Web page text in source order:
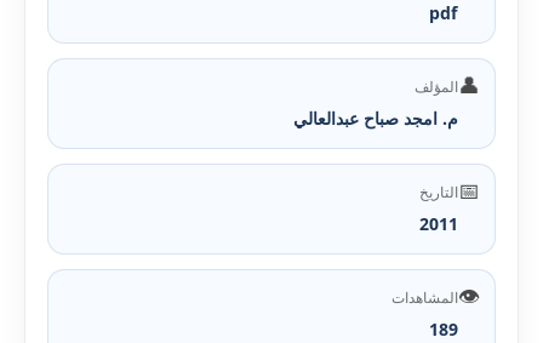
pdf
👤المؤلف
م. امجد صباح عبدالعالي
📅التاريخ
2011
👁️المشاهدات
189